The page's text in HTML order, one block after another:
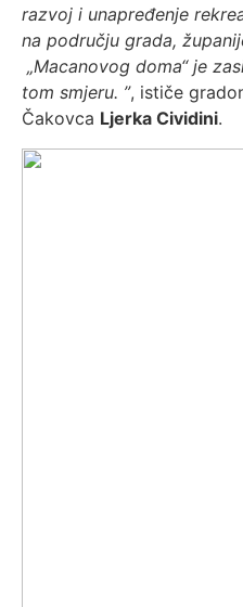
razvoj i unapređenje
na području grada,
„Macanovog doma“ je
tom smjeru. ”, ističe
Čakovca Ljerka Cividini.